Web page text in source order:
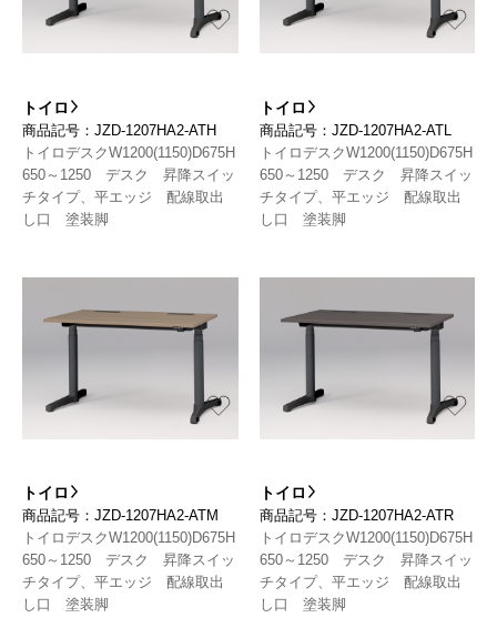
トイロ
商品記号：JZD-1207HA2-ATH
トイロデスクW1200(1150)D675H
650～1250 デスク 昇降スイッ
チタイプ、平エッジ 配線取出
し口 塗装脚
トイロ
商品記号：JZD-1207HA2-ATL
トイロデスクW1200(1150)D675H
650～1250 デスク 昇降スイッ
チタイプ、平エッジ 配線取出
し口 塗装脚
トイロ
商品記号：JZD-1207HA2-ATM
トイロデスクW1200(1150)D675H
650～1250 デスク 昇降スイッ
チタイプ、平エッジ 配線取出
し口 塗装脚
トイロ
商品記号：JZD-1207HA2-ATR
トイロデスクW1200(1150)D675H
650～1250 デスク 昇降スイッ
チタイプ、平エッジ 配線取出
し口 塗装脚